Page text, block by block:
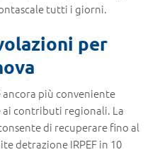
tutti i giorni.
per
più conveniente
ai contributi regionali. La
di recuperare fino al
detrazione IRPEF in 10